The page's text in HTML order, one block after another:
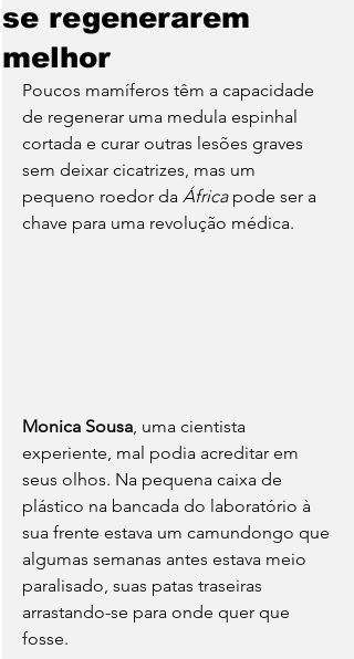
se regenerarem
melhor
Poucos mamíferos têm a capacidade
de regenerar uma medula espinhal
cortada e curar outras lesões graves
sem deixar cicatrizes, mas um
pequeno roedor da África pode ser a
chave para uma revolução médica.
Monica Sousa , uma cientista
experiente, mal podia acreditar em
seus olhos. Na pequena caixa de
plástico na bancada do laboratório à
sua frente estava um camundongo que
algumas semanas antes estava meio
paralisado, suas patas traseiras
arrastando-se para onde quer que
fosse.